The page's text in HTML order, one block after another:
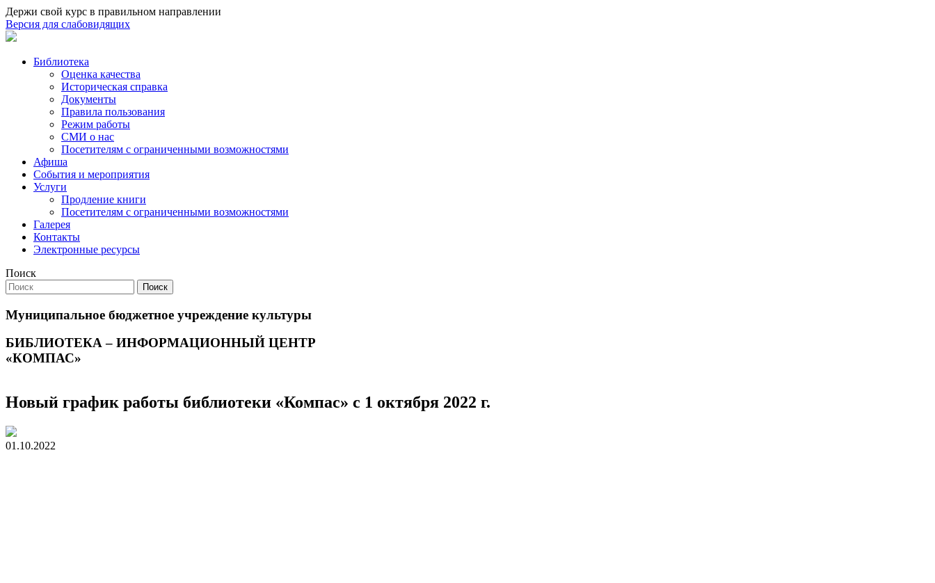
Держи свой курс в правильном направлении
Версия для слабовидящих
Библиотека
Оценка качества
Историческая справка
Документы
Правила пользования
Режим работы
СМИ о нас
Посетителям с ограниченными возможностями
Афиша
События и мероприятия
Услуги
Продление книги
Посетителям с ограниченными возможностями
Галерея
Контакты
Электронные ресурсы
Поиск
Поиск
Муниципальное бюджетное учреждение культуры
БИБЛИОТЕКА – ИНФОРМАЦИОННЫЙ ЦЕНТР
«КОМПАС»
Новый график работы библиотеки «Компас» с 1 октября 2022 г.
01.10.2022